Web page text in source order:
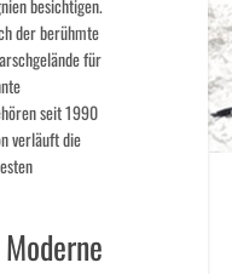
besichtigen.
der berühmte
für
seit 1990
verläuft die